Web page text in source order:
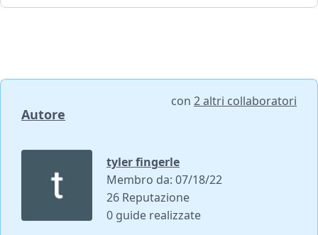
Autore
con 2 altri collaboratori
tyler fingerle
Membro da: 07/18/22
26 Reputazione
0 guide realizzate